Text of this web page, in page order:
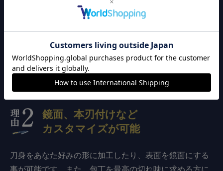
鏡面、本刃付けなど
カスタマイズが可能
刀身をあなた好みの形に加工したり、表面を鏡面にする